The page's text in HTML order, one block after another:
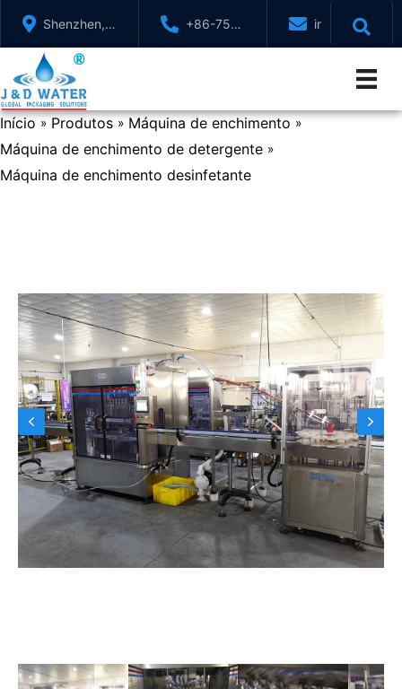
para
conteúdo
Shenzhen,
GuangDong,
China
+86-755-
88321071
Início » Produtos » Máquina de enchimento »
Máquina de enchimento de detergente »
Máquina de enchimento desinfetante